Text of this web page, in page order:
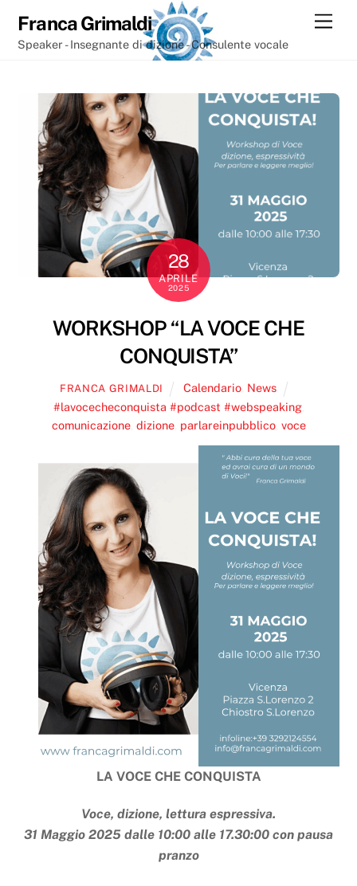
content
Franca Grimaldi
Speaker - Insegnante di dizione - Consulente vocale
28
APRILE
2025
WORKSHOP “LA VOCE CHE
CONQUISTA”
FRANCA GRIMALDI Calendario News
#lavocecheconquista #podcast #webspeaking,
comunicazione, dizione, parlareinpubblico, voce
LA VOCE CHE CONQUISTA
Voce, dizione, lettura espressiva.
31 Maggio 2025 dalle 10:00 alle 17.30:00 con pausa
pranzo